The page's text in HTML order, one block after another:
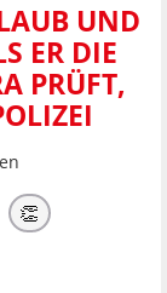
UND
ER DIE
PRÜFT,
👏